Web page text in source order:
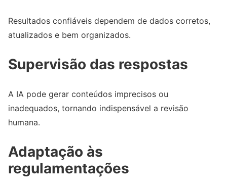
Resultados confiáveis dependem de dados corretos,
atualizados e bem organizados.
Supervisão das respostas
A IA pode gerar conteúdos imprecisos ou
inadequados, tornando indispensável a revisão
humana.
Adaptação às
regulamentações